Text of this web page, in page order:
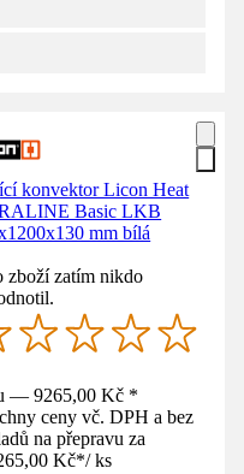
konvektor Licon Heat
Basic LKB
mm bílá
zboží zatím nikdo
— 9265,00 Kč *
ceny vč. DPH a bez
na přepravu za
Kč*/ ks